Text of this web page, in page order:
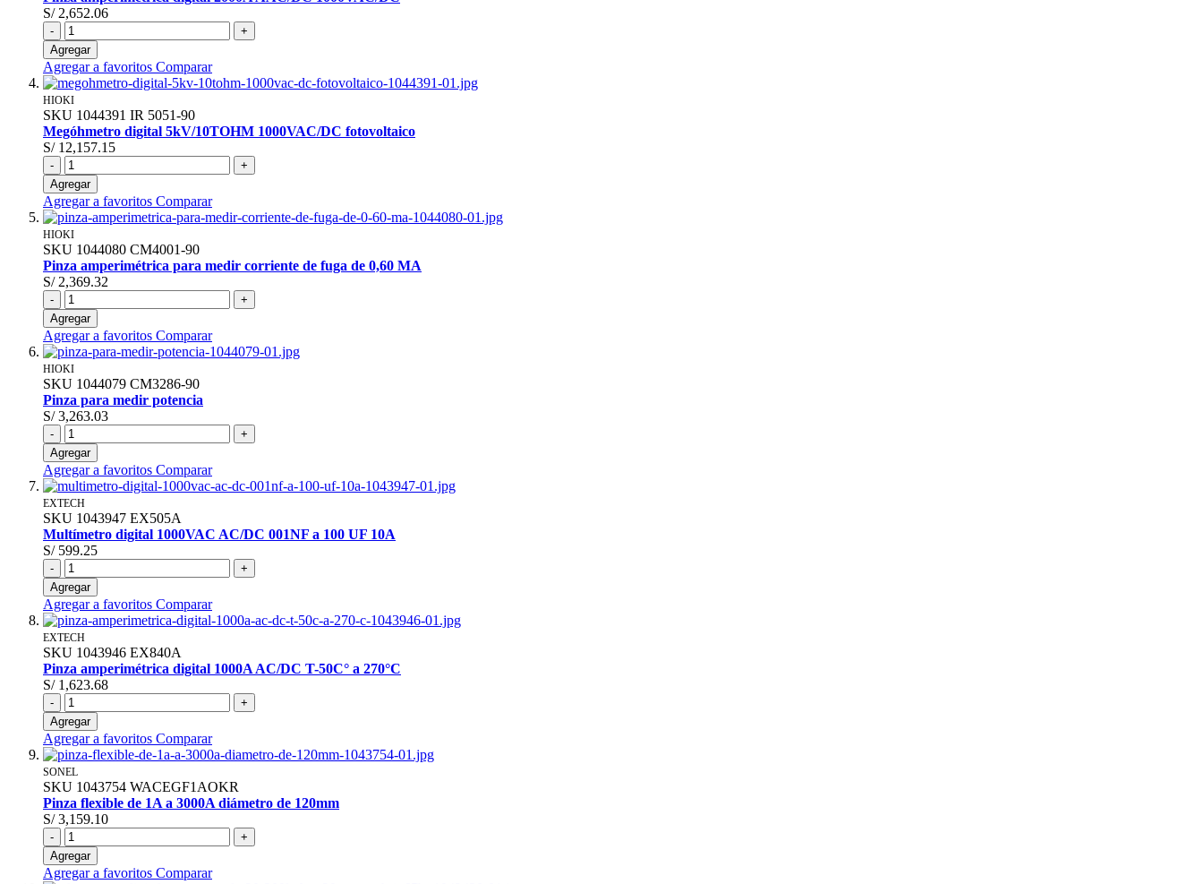
S/ 2,652.06
-
+
Agregar
Agregar a favoritos Comparar
HIOKI
SKU 1044391 IR 5051-90
Megóhmetro digital 5kV/10TOHM 1000VAC/DC fotovoltaico
S/ 12,157.15
-
+
Agregar
Agregar a favoritos Comparar
HIOKI
SKU 1044080 CM4001-90
Pinza amperimétrica para medir corriente de fuga de 0,60 MA
S/ 2,369.32
-
+
Agregar
Agregar a favoritos Comparar
HIOKI
SKU 1044079 CM3286-90
Pinza para medir potencia
S/ 3,263.03
-
+
Agregar
Agregar a favoritos Comparar
EXTECH
SKU 1043947 EX505A
Multímetro digital 1000VAC AC/DC 001NF a 100 UF 10A
S/ 599.25
-
+
Agregar
Agregar a favoritos Comparar
EXTECH
SKU 1043946 EX840A
Pinza amperimétrica digital 1000A AC/DC T-50C° a 270°C
S/ 1,623.68
-
+
Agregar
Agregar a favoritos Comparar
SONEL
SKU 1043754 WACEGF1AOKR
Pinza flexible de 1A a 3000A diámetro de 120mm
S/ 3,159.10
-
+
Agregar
Agregar a favoritos Comparar